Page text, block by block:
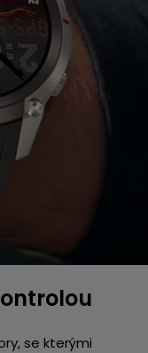
se kterými